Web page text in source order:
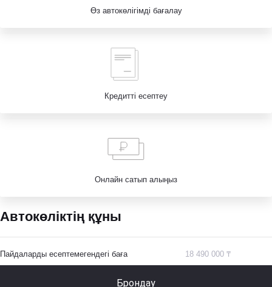
Өз автокөлігімді бағалау
Кредитті есептеу
Онлайн сатып алыңыз
Автокөліктің құны
Пайдаларды есептемегендегі баға 18 490 000 ₸
Брондау